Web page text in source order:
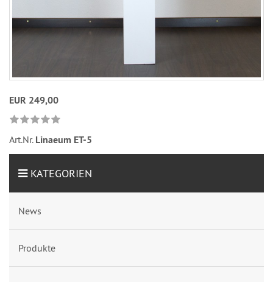
EUR 249,00
Art.Nr. Linaeum ET-5
KATEGORIEN
News
Produkte